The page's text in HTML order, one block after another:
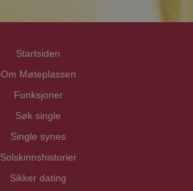
Startsiden
Om Møteplassen
Funksjoner
Søk single
Single synes
Solskinnshistorier
Sikker dating